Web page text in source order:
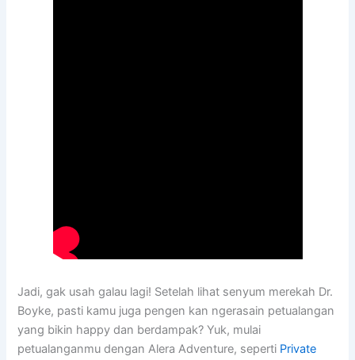
Jadi, gak usah galau lagi! Setelah lihat senyum merekah Dr.
Boyke, pasti kamu juga pengen kan ngerasain petualangan
yang bikin happy dan berdampak? Yuk, mulai
petualanganmu dengan Alera Adventure, seperti Private